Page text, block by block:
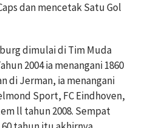
dan mencetak Satu Gol
dimulai di Tim Muda
2004 ia menangani 1860
di Jerman, ia menangani
Sport, FC Eindhoven,
ll tahun 2008. Sempat